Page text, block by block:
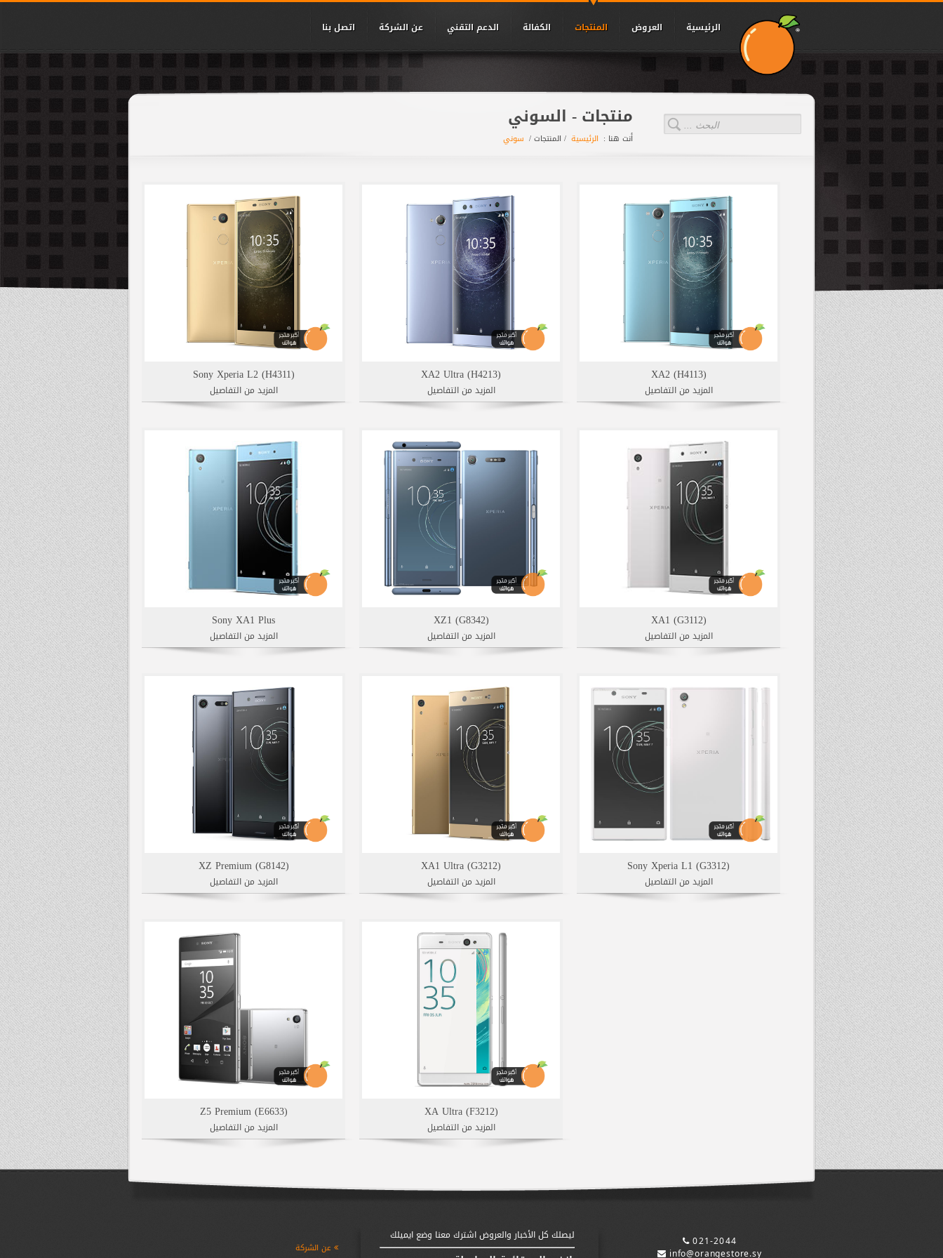
الرئيسية العروض المنتجات الكفالة الدعم التقني عن الشركة اتصل بنا
منتجات - السوني
أنت هنا : الرئيسية / المنتجات / سوني
Sony Xperia L2 (H4311)
المزيد من التفاصيل
XA2 Ultra (H4213)
المزيد من التفاصيل
XA2 (H4113)
المزيد من التفاصيل
Sony XA1 Plus
المزيد من التفاصيل
XZ1 (G8342)
المزيد من التفاصيل
XA1 (G3112)
المزيد من التفاصيل
XZ Premium (G8142)
المزيد من التفاصيل
XA1 Ultra (G3212)
المزيد من التفاصيل
Sony Xperia L1 (G3312)
المزيد من التفاصيل
Z5 Premium (E6633)
المزيد من التفاصيل
XA Ultra (F3212)
المزيد من التفاصيل
ليصلك كل الأخبار والعروض اشترك معنا وضع ايميلك
021-2044
info@orangestore.sy